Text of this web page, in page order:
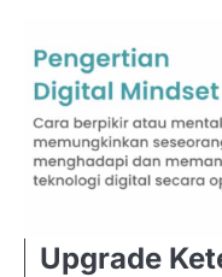
Upgrade